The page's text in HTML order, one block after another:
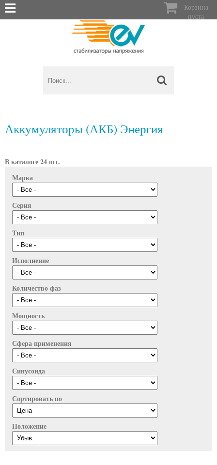

Корзина
пуста
Аккумуляторы (АКБ) Энергия
В каталоге 24 шт.
Марка
Серия
Тип
Исполнение
Количество фаз
Мощность
Сфера применения
Синусоида
Сортировать по
Положение